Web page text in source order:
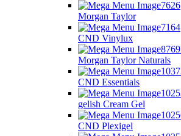
Morgan Taylor
CND Vinylux
Morgan Taylor Naturals
CND Essentials
gelish Cream Gel
CND Plexigel